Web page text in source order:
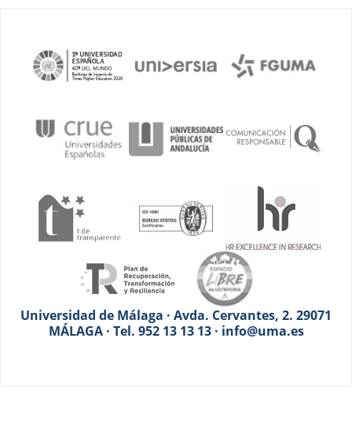
Universidad de Málaga · Avda. Cervantes, 2. 29071
MÁLAGA · Tel. 952 13 13 13 · info@uma.es